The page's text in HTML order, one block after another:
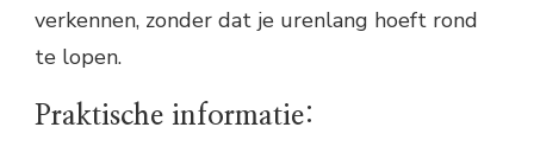
verkennen, zonder dat je urenlang hoeft rond
te lopen.
Praktische informatie: